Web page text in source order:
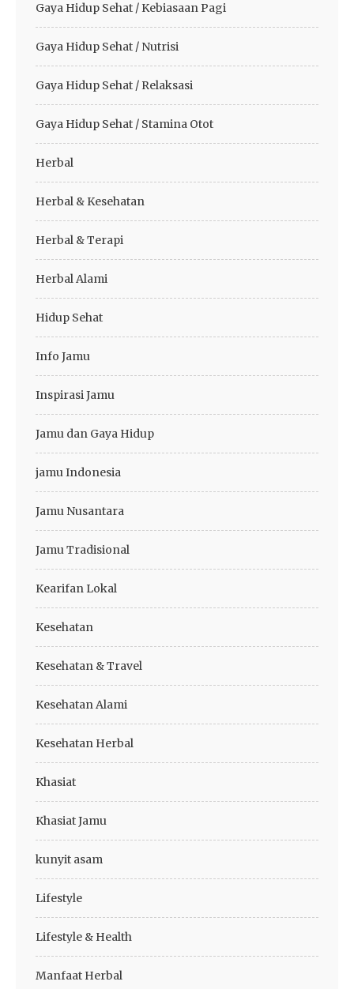
Gaya Hidup Sehat / Kebiasaan Pagi
Gaya Hidup Sehat / Nutrisi
Gaya Hidup Sehat / Relaksasi
Gaya Hidup Sehat / Stamina Otot
Herbal
Herbal & Kesehatan
Herbal & Terapi
Herbal Alami
Hidup Sehat
Info Jamu
Inspirasi Jamu
Jamu dan Gaya Hidup
jamu Indonesia
Jamu Nusantara
Jamu Tradisional
Kearifan Lokal
Kesehatan
Kesehatan & Travel
Kesehatan Alami
Kesehatan Herbal
Khasiat
Khasiat Jamu
kunyit asam
Lifestyle
Lifestyle & Health
Manfaat Herbal